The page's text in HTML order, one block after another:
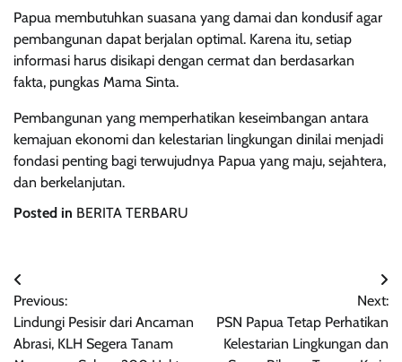
Papua membutuhkan suasana yang damai dan kondusif agar
pembangunan dapat berjalan optimal. Karena itu, setiap
informasi harus disikapi dengan cermat dan berdasarkan
fakta, pungkas Mama Sinta.
Pembangunan yang memperhatikan keseimbangan antara
kemajuan ekonomi dan kelestarian lingkungan dinilai menjadi
fondasi penting bagi terwujudnya Papua yang maju, sejahtera,
dan berkelanjutan.
Posted in BERITA TERBARU
Navigasi
pos
Previous:
Lindungi Pesisir dari Ancaman
Abrasi, KLH Segera Tanam
Next:
PSN Papua Tetap Perhatikan
Kelestarian Lingkungan dan